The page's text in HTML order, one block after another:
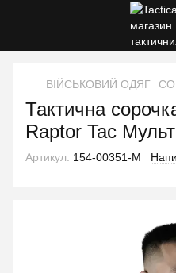
ВІЙСЬКОВИЙ ОДЯГ
Тактична
Raptor Tac
Артикул: 154-00351-M